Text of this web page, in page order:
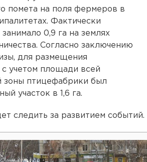
помета на поля фермеров в
Фактически
0,9 га на землях
Согласно заключению
для размещения
учетом площади всей
зоны птицефабрики был
участок в 1,6 га.
следить за развитием событий.